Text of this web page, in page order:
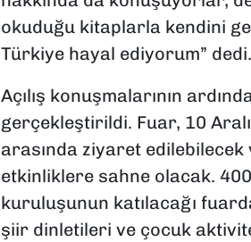
okuduğu kitaplarla kendini
Türkiye hayal ediyorum” dedi.
Açılış konuşmalarının
gerçekleştirildi. Fuar, 10
arasında ziyaret
etkinliklere sahne olacak.
kuruluşunun katılacağı
şiir dinletileri ve çocuk